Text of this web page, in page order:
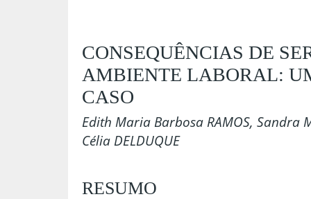
CONSEQUÊNCIAS DE
AMBIENTE LABORAL:
CASO
Edith Maria Barbosa RAMOS, Sandra
Célia DELDUQUE
RESUMO